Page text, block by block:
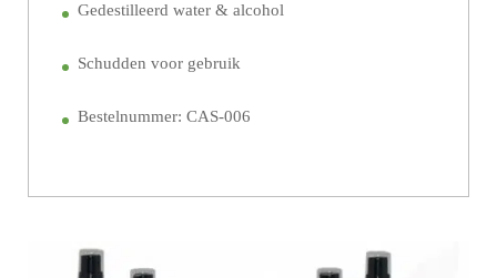
Gedestilleerd water & alcohol
Schudden voor gebruik
Bestelnummer: CAS-006